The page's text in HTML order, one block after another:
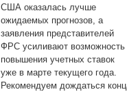
США оказалась лучше
ожидаемых прогнозов, а
заявления представителей
ФРС усиливают возможность
повышения учетных ставок
уже в марте текущего года.
Рекомендуем дождаться